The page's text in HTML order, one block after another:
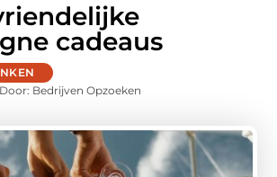
cadeaus
Bedrijven Opzoeken